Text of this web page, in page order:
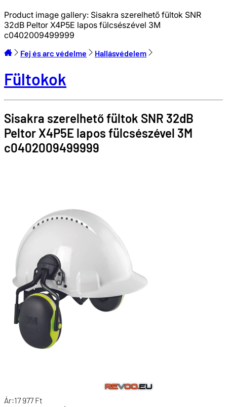
Product image gallery: Sisakra szerelhető fültok SNR
32dB Peltor X4P5E lapos fülcsészével 3M
c0402009499999
Fej és arc védelme Hallásvédelem
Fültokok
Sisakra szerelhető fültok SNR 32dB
Peltor X4P5E lapos fülcsészével 3M
c0402009499999
Ár:17 977 Ft